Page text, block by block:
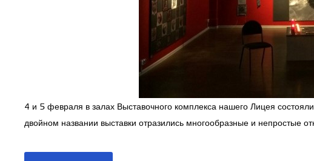
4 и 5 февраля в залах Выставочного комплекса нашего Лицея
двойном названии выставки отразились многообразные и непростые